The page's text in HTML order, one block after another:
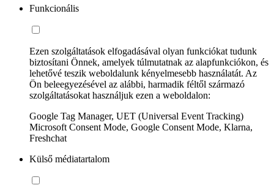
Funkcionális
Ezen szolgáltatások elfogadásával olyan funkciókat tudunk
biztosítani Önnek, amelyek túlmutatnak az alapfunkciókon, és
lehetővé teszik weboldalunk kényelmesebb használatát. Az
Ön beleegyezésével az alábbi, harmadik féltől származó
szolgáltatásokat használjuk ezen a weboldalon:
Google Tag Manager, UET (Universal Event Tracking)
Microsoft Consent Mode, Google Consent Mode, Klarna,
Freshchat
Külső médiatartalom